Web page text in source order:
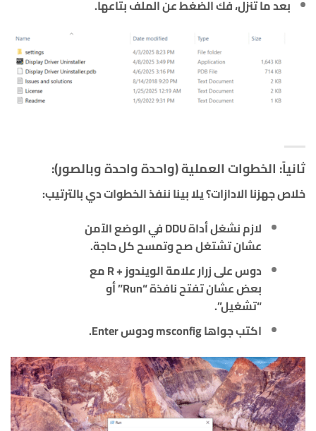
بعد ما تنزل، فك الضغط عن الملف بتاعها.
ثانياً: الخطوات العملية (واحدة واحدة وبالصور):
خلاص جهزنا الادازات؟ يلا بينا ننفذ الخطوات دي بالترتيب:
لازم نشغل أداة DDU في الوضع الآمن
عشان تشتغل صح وتمسح كل حاجة.
دوس على زرارعلامة الويندوز + R مع
بعض عشان تفتح نافذة “Run” أو
“تشغيل”.
اكتب جواهاmsconfigودوس Enter.